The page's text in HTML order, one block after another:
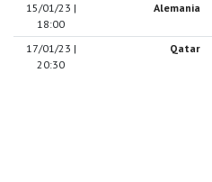
15/01/23 |
18:00
Alemania
17/01/23 |
20:30
Qatar